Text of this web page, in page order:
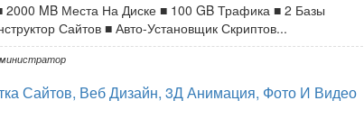
MB Места На Диске ■ 100 GB Трафика ■ 2 Базы
Сайтов ■ Авто-Установщик Скриптов...
Сайтов, Веб Дизайн, 3Д Анимация, Фото И Видео